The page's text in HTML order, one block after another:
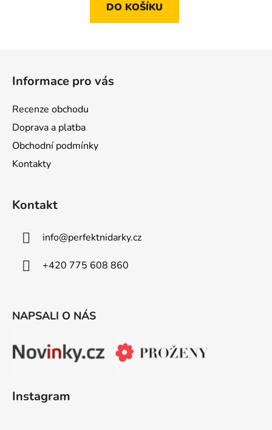
hvězdiček.
DO KOŠÍKU
Informace pro vás
Recenze obchodu
Doprava a platba
Obchodní podmínky
Kontakty
Kontakt
info@perfektnidarky.cz
+420 775 608 860
NAPSALI O NÁS
Instagram